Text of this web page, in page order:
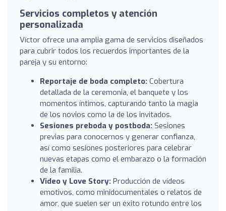
Servicios completos y atención
personalizada
Víctor ofrece una amplia gama de servicios diseñados
para cubrir todos los recuerdos importantes de la
pareja y su entorno:
Reportaje de boda completo: Cobertura
detallada de la ceremonia, el banquete y los
momentos íntimos, capturando tanto la magia
de los novios como la de los invitados.
Sesiones preboda y postboda: Sesiones
previas para conocernos y generar confianza,
así como sesiones posteriores para celebrar
nuevas etapas como el embarazo o la formación
de la familia.
Video y Love Story: Producción de vídeos
emotivos, como minidocumentales o relatos de
amor, que suelen ser un éxito rotundo entre los